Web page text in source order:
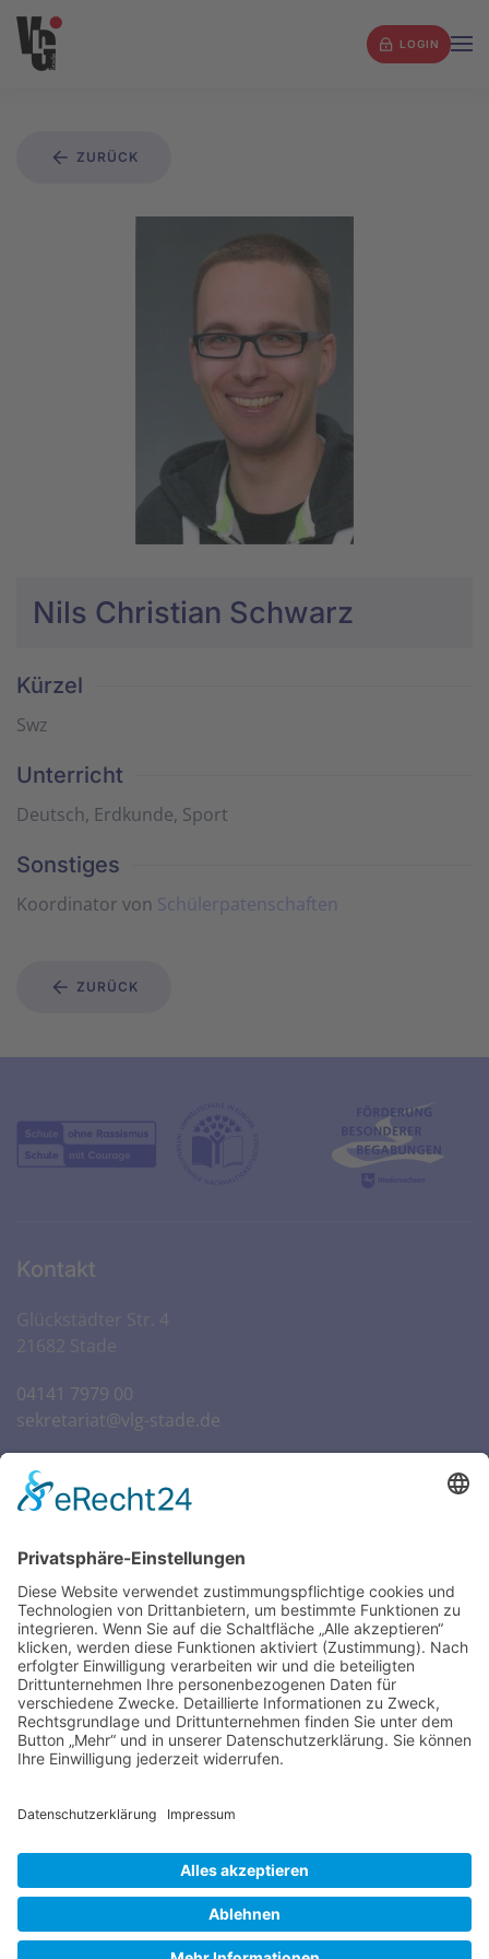
Zum Hauptinhalt springen
LOGIN
ZURÜCK
Nils Christian Schwarz
Kürzel
Swz
Unterricht
Deutsch, Erdkunde, Sport
Sonstiges
Koordinator von Schülerpatenschaften
ZURÜCK
Kontakt
04141 7979 00
sekretariat@vlg-stade.de
Öffnungszeiten Sekretariat
SCHULWOCHEN:
Mo. – Do.
07:30 – 16:00 Uhr
Fr.
07:30 – 14:00 Uhr
Datenschutz | Cookie-Einstellungen